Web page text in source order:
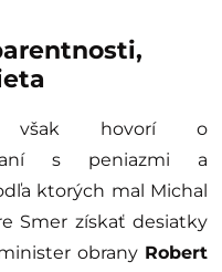
však hovorí o
s peniazmi a
ktorých mal Michal
Smer získať desiatky
obrany Robert